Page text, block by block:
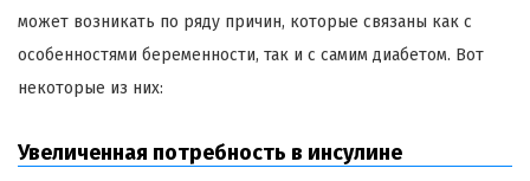
может возникать по ряду причин, которые связаны как с
особенностями беременности, так и с самим диабетом. Вот
некоторые из них:
Увеличенная потребность в инсулине